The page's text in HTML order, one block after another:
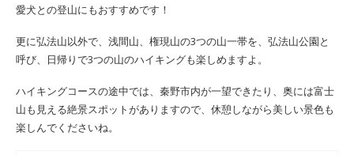
愛犬との登山にもおすすめです！
更に弘法山以外で、浅間山、権現山の3つの山一帯を、弘法山公園と
呼び、日帰りで3つの山のハイキングも楽しめますよ。
ハイキングコースの途中では、秦野市内が一望できたり、奥には富士
山も見える絶景スポットがありますので、休憩しながら美しい景色も
楽しんでくださいね。